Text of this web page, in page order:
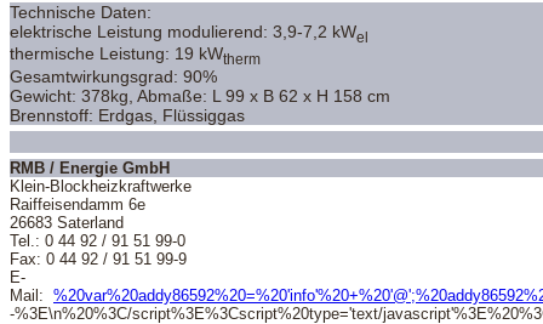
Technische Daten:
elektrische Leistung modulierend: 3,9-7,2 kWel
thermische Leistung: 19 kWtherm
Gesamtwirkungsgrad: 90%
Gewicht: 378kg, Abmaße: L 99 x B 62 x H 158 cm
Brennstoff: Erdgas, Flüssiggas
RMB / Energie GmbH
Klein-Blockheizkraftwerke
Raiffeisendamm 6e
26683 Saterland
Tel.: 0 44 92 / 91 51 99-0
Fax: 0 44 92 / 91 51 99-9
E-
Mail:
-%3E\n%20%3C/script%3E%3Cscript%20type='text/